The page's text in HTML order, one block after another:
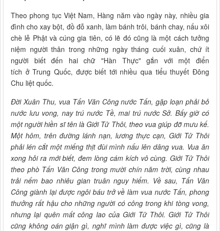
Theo phong tục Việt Nam, Hàng năm vào ngày này, nhiều gia
đình cho xay bột, đồ đỗ xanh, làm bánh trôi, bánh chay, nấu xôi
chè lễ Phật và cúng gia tiên, có lẽ đó cũng là một cách tưởng
niệm người thân trong những ngày tháng cuối xuân, chứ ít
người biết đến hai chữ "Hàn Thực" gắn với một điển
tích ở Trung Quốc, được biết tới nhiều qua tiểu thuyết Đông
Chu liệt quốc.
Đời Xuân Thu, vua Tấn Văn Công nước Tấn, gặp loạn phải bỏ
nước lưu vong, nay trú nước Tề, mai trú nước Sở. Bấy giờ có
một người hiền sĩ tên là Giới Tử Thôi, theo vua giúp đỡ mưu kế.
Một hôm, trên đường lánh nạn, lương thực cạn, Giới Tử Thôi
phải lén cắt một miếng thịt đùi mình nấu lên dâng vua. Vua ăn
xong hỏi ra mới biết, đem lòng cám kích vô cùng. Giới Tử Thôi
theo phò Tấn Văn Công trong mười chín năm trời, cùng nhau
trải nếm bao nhiêu gian truân nguy hiểm. Về sau, Tấn Văn
Công giành lại được ngôi báu trở về làm vua nước Tấn, phong
thưởng rất hậu cho những người có công trong khi tòng vong,
nhưng lại quên mất công lao của Giới Tử Thôi. Giới Tử Thôi
cũng không oán giận gì, nghĩ mình làm được việc gì, cũng là